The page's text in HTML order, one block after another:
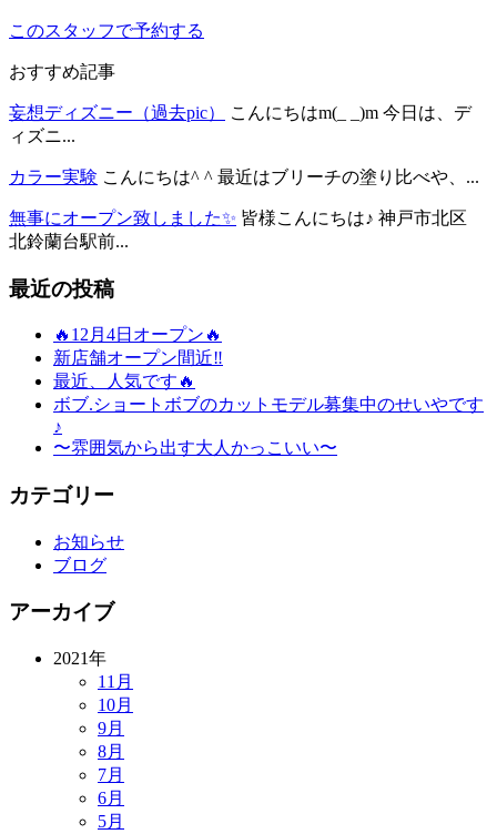
このスタッフで予約する
おすすめ記事
妄想ディズニー（過去pic）
こんにちはm(_ _)m 今日は、デ
ィズニ...
カラー実験 こんにちは^ ^ 最近はブリーチの塗り比べや、...
無事にオープン致しました✨ 皆様こんにちは♪ 神戸市北区
北鈴蘭台駅前...
最近の投稿
🔥12月4日オープン🔥
新店舗オープン間近‼️
最近、人気です🔥
ボブ.ショートボブのカットモデル募集中のせいやです
♪
〜雰囲気から出す大人かっこいい〜
カテゴリー
お知らせ
ブログ
アーカイブ
2021年
11月
10月
9月
8月
7月
6月
5月